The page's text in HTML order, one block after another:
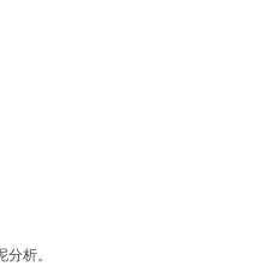
分析。